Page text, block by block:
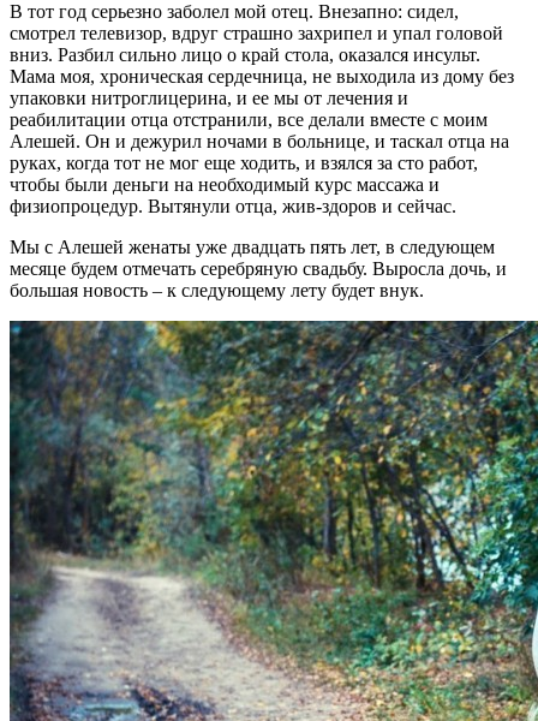
В тот год серьезно заболел мой отец. Внезапно: сидел,
смотрел телевизор, вдруг страшно захрипел и упал головой
вниз. Разбил сильно лицо о край стола, оказался инсульт.
Мама моя, хроническая сердечница, не выходила из дому без
упаковки нитроглицерина, и ее мы от лечения и
реабилитации отца отстранили, все делали вместе с моим
Алешей. Он и дежурил ночами в больнице, и таскал отца на
руках, когда тот не мог еще ходить, и взялся за сто работ,
чтобы были деньги на необходимый курс массажа и
физиопроцедур. Вытянули отца, жив-здоров и сейчас.
Мы с Алешей женаты уже двадцать пять лет, в следующем
месяце будем отмечать серебряную свадьбу. Выросла дочь, и
большая новость – к следующему лету будет внук.